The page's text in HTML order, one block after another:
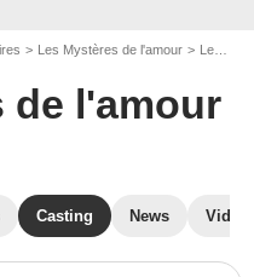
Les Mystères de l'amour Les Mystères de l'amour S29
de l'amour
Casting News